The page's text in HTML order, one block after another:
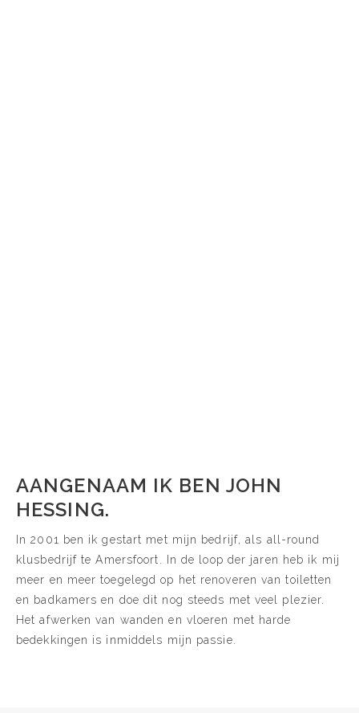
AANGENAAM IK BEN JOHN
HESSING.
In 2001 ben ik gestart met mijn bedrijf, als all-round
klusbedrijf te Amersfoort. In de loop der jaren heb ik mij
meer en meer toegelegd op het renoveren van toiletten
en badkamers en doe dit nog steeds met veel plezier.
Het afwerken van wanden en vloeren met harde
bedekkingen is inmiddels mijn passie.